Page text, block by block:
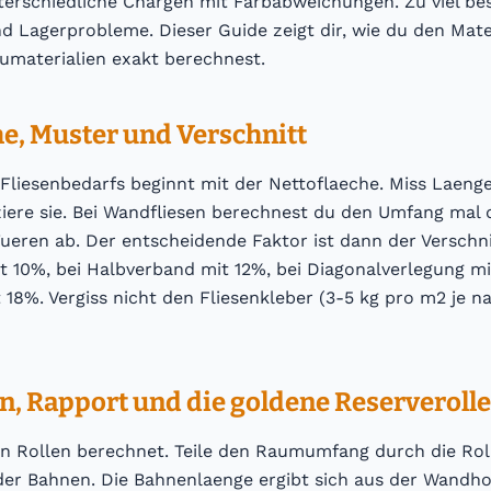
Lagerprobleme. Dieser Guide zeigt dir, wie du den
exakt berechnest.
Muster und Verschnitt
beginnt mit der Nettoflaeche. Miss
sie. Bei Wandfliesen berechnest du den Umfang mal
ab. Der entscheidende Faktor ist dann der
10%, bei Halbverband mit 12%, bei Diagonalverlegung
Vergiss nicht den Fliesenkleber (3-5 kg pro m2 je
Rapport und die goldene Reserverolle
Rollen berechnet. Teile den Raumumfang durch die
Bahnen. Die Bahnenlaenge ergibt sich aus der